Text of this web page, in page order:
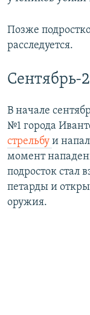
Позже
расследуется.
Сентябрь-
В начале
№1 города
стрельбу и
момент
подросток стал
петарды и
оружия.